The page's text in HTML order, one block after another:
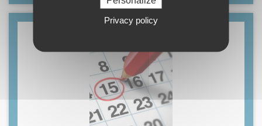
Lire l'article
Privacy policy